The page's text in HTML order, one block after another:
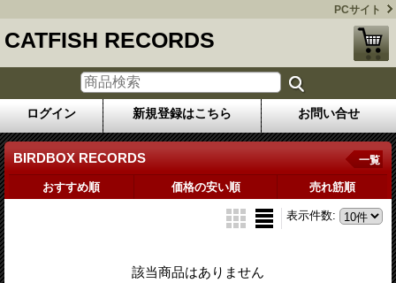
PCサイト
CATFISH RECORDS
ログイン 新規登録はこちら お問い合せ
BIRDBOX RECORDS 一覧
おすすめ順 価格の安い順 売れ筋順
表示件数:
該当商品はありません